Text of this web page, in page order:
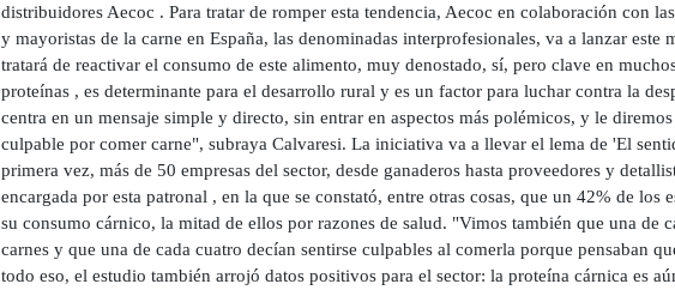
distribuidores Aecoc . Para tratar de romper esta tendencia, Aecoc en colaboración con
y mayoristas de la carne en España, las denominadas interprofesionales, va a lanzar este
tratará de reactivar el consumo de este alimento, muy denostado, sí, pero clave en
proteínas , es determinante para el desarrollo rural y es un factor para luchar contra la
centra en un mensaje simple y directo, sin entrar en aspectos más polémicos, y le
culpable por comer carne", subraya Calvaresi. La iniciativa va a llevar el lema de 'El
primera vez, más de 50 empresas del sector, desde ganaderos hasta proveedores y
encargada por esta patronal , en la que se constató, entre otras cosas, que un 42% de los
su consumo cárnico, la mitad de ellos por razones de salud. "Vimos también que una de
carnes y que una de cada cuatro decían sentirse culpables al comerla porque pensaban
todo eso, el estudio también arrojó datos positivos para el sector: la proteína cárnica es